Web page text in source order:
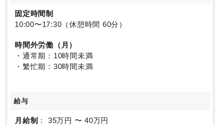
固定時間制
10:00〜17:30（休憩時間 60分）
時間外労働（月）
・通常期：10時間未満
・繁忙期：30時間未満
給与
月給制 ： 35万円 〜 40万円